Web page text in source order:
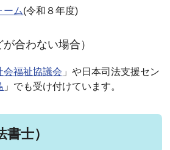
ーム(令和８年度)
合わない場合）
会福祉協議会 」や日本司法支援セン
」でも受け付けています。
士）